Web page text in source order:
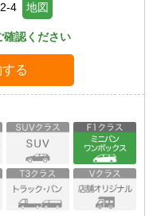
4 地図
確認ください
る